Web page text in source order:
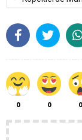
0 0 0